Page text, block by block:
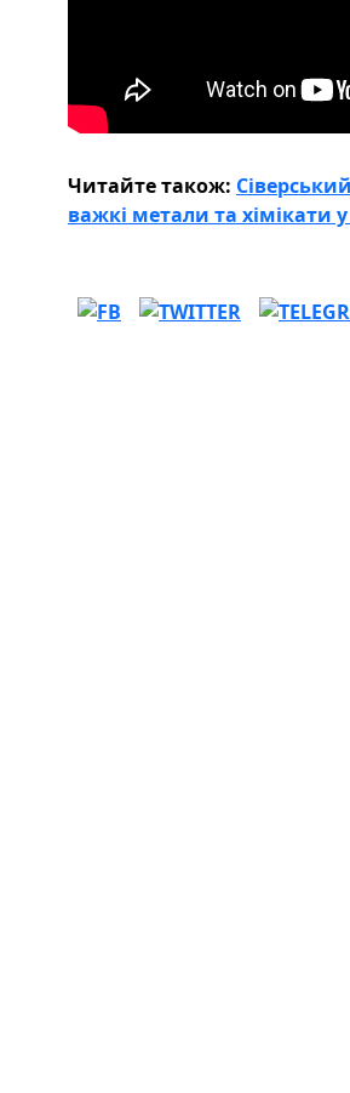
Читайте також:
важкі метали та хімікати у